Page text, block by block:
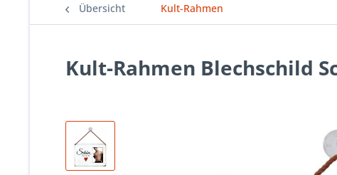
Übersicht Kult-Rahmen
Kult-Rahmen Blechschild